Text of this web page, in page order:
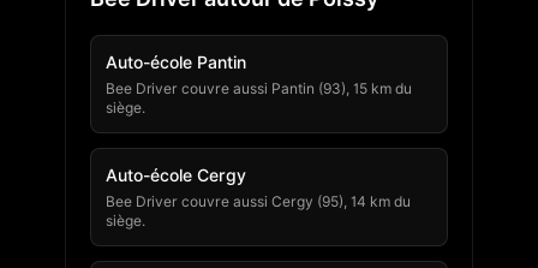
Auto-école Pantin
Bee Driver couvre aussi Pantin (93), 15 km du
siège.
Auto-école Cergy
Bee Driver couvre aussi Cergy (95), 14 km du
siège.